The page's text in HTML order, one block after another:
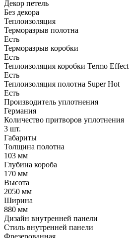
Декор петель
Без декора
Теплоизоляция
Терморазрыв полотна
Есть
Терморазрыв коробки
Есть
Теплоизоляция коробки Termo Effect
Есть
Теплоизоляция полотна Super Нot
Есть
Производитель уплотнения
Германия
Количество притворов уплотнения
3 шт.
Габариты
Толщина полотна
103 мм
Глубина короба
170 мм
Высота
2050 мм
Ширина
880 мм
Дизайн внутренней панели
Стиль внутренней панели
Фрезерованная